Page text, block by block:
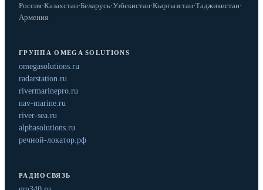
Россия·Казахстан·Беларусь·Узбекистан·Кыргызстан·Таджикистан·
Армения
ГРУППА OMEGA SOLUTIONS
omegasolutions.ru
radarstation.ru
rivermarinepro.ru
nav-marine.ru
river-sea.ru
alphasolutions.ru
речной-локатор.рф
РАДИОСВЯЗЬ